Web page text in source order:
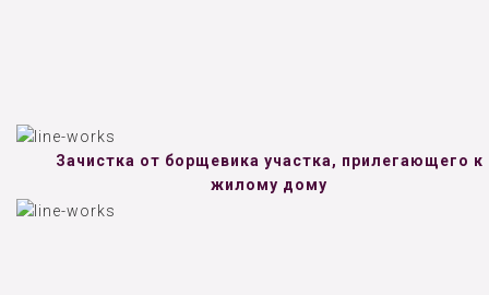
Зачистка от борщевика участка, прилегающего к
жилому дому